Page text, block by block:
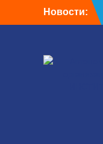
Новости: